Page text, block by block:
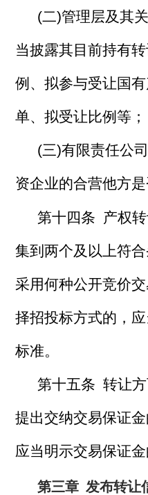
(二)管理层及其
当披露其目前持有
例、拟参与受让国
单、拟受让比例等；
(三)有限责任公
资企业的合营他方
第十四条 产权
集到两个及以上符
采用何种公开竞价
择招投标方式的，
标准。
第十五条 转让
提出交纳交易保证
应当明示交易保证金
第三章 发布转让